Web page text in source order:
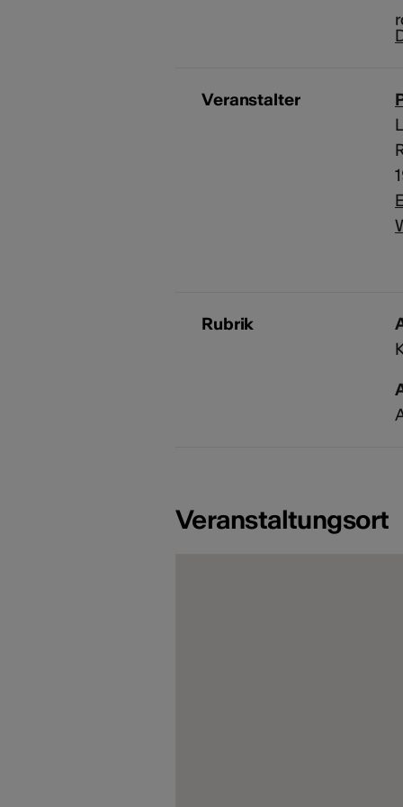
Veranstalter
Rubrik
Veranstaltungsort